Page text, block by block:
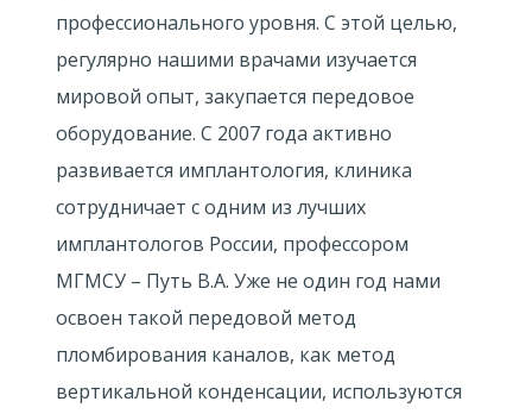
профессионального уровня. С этой целью,
регулярно нашими врачами изучается
мировой опыт, закупается передовое
оборудование. С 2007 года активно
развивается имплантология, клиника
сотрудничает с одним из лучших
имплантологов России, профессором
МГМСУ – Путь В.А. Уже не один год нами
освоен такой передовой метод
пломбирования каналов, как метод
вертикальной конденсации, используются